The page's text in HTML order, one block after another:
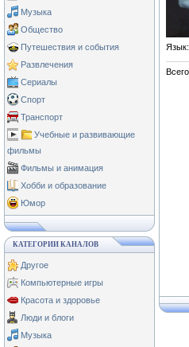
Музыка
Общество
Путешествия и события
Развлечения
Сериалы
Спорт
Транспорт
Учебные и развивающие
фильмы
Фильмы и анимация
Хобби и образование
Юмор
КАТЕГОРИИ КАНАЛОВ
Другое
Компьютерные игры
Красота и здоровье
Люди и блоги
Музыка
Язык